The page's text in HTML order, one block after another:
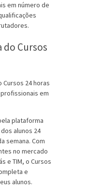
em número de
do Cursos
Cursos 24 horas
em
plataforma
alunos 24
semana. Com
no mercado
e TIM, o Cursos
e
alunos.